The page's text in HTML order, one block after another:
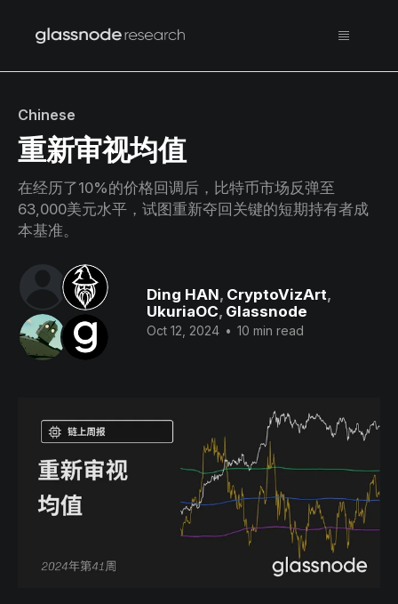
Chinese
重新审视均值
在经历了10%的价格回调后，比特币市场反弹至
63,000美元水平，试图重新夺回关键的短期持有者成
本基准。
Ding HAN, CryptoVizArt,
UkuriaOC, Glassnode
Oct 12, 2024 • 10 min read